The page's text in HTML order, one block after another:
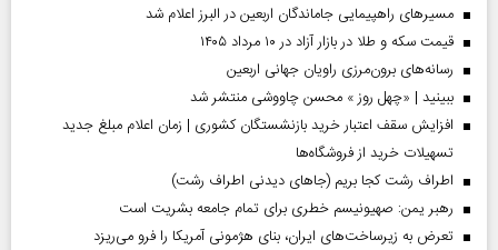
مسیر‌های راهپیمایی جاماندگان اربعین در البرز اعلام شد
قیمت سکه و طلا در بازار آزاد در ۱۰ مرداد ۱۴۰۵
رسانه‌های برون‌مرزی راویان جهانی اربعین
ببینید | «چهل روز » محسن چاووشی منتشر شد
افزایش سقف اعتبار خرید بازنشستگان کشوری | زمان اعلام مبلغ جدید
تسهیلات خرید از فروشگاه‌ها
اطراف رشت کجا بریم (جاهای دیدنی اطراف رشت)
رهبر یمن: صهیونیسم خطری برای تمام جامعه بشریت است
تعرض به زیرساخت‌های ایران، بنای هژمونی آمریکا را فرو می‌ریزد